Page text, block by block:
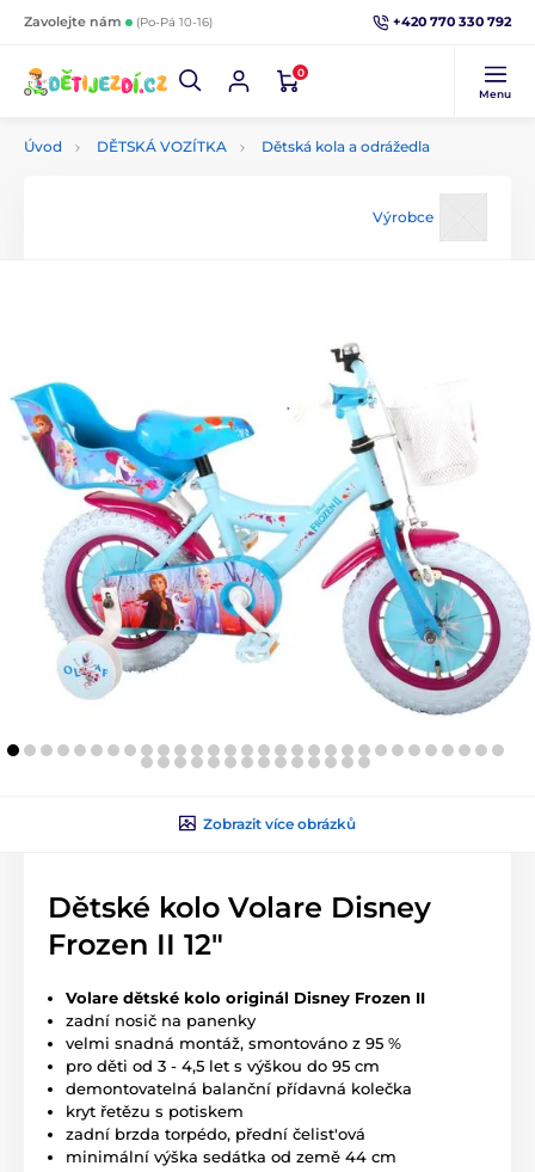
Zavolejte nám (Po-Pá 10-16) +420 770 330 792
0
Menu
Úvod DĚTSKÁ VOZÍTKA Dětská kola a odrážedla
Výrobce
Zobrazit více obrázků
Dětské kolo Volare Disney
Frozen II 12"
Volare dětské kolo originál Disney Frozen II
zadní nosič na panenky
velmi snadná montáž, smontováno z 95 %
pro děti od 3 - 4,5 let s výškou do 95 cm
demontovatelná balanční přídavná kolečka
kryt řetězu s potiskem
zadní brzda torpédo, přední čelist'ová
minimální výška sedátka od země 44 cm